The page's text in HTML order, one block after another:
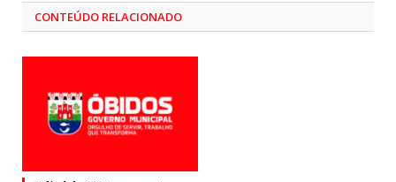
CONTEÚDO RELACIONADO